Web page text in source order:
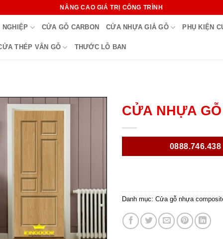
NÂNG CAO GIÁ TRỊ CÔNG TRÌNH
NGHIỆP CỬA GỖ CARBON CỬA NHỰA GIẢ GỖ PHỤ KIỆN
THÉP VÂN GỖ THƯỚC LỖ BAN
CỬA NHỰA
0888.746.438
Danh mục: Cửa gỗ nhựa